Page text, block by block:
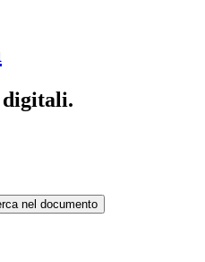
nel documento